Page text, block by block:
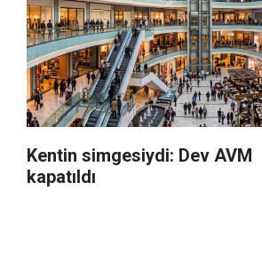
Kentin simgesiydi: Dev AVM
kapatıldı